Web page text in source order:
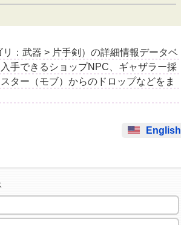
：武器 > 片手剣）の詳細情報データベ
手できるショップNPC、ギャザラー採
ター（モブ）からのドロップなどをま
English